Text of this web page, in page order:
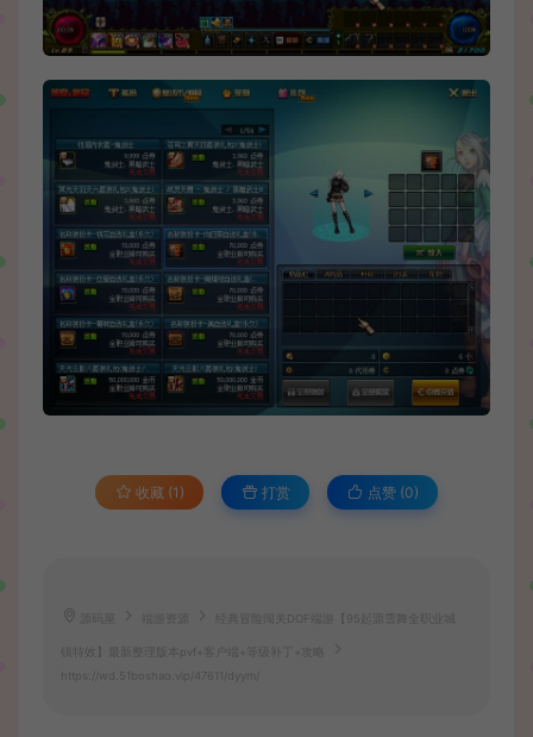
收藏 (1) 打赏 点赞 (0)
端游资源 经典冒险闯关DOF端游【95起源雪舞全职业城
镇特效】最新整理版本pvf+客户端+等级补丁+攻略
https://wd.51boshao.vip/47611/dyym/